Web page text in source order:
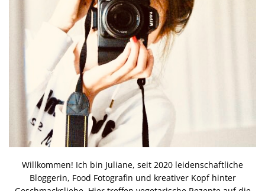
Willkommen! Ich bin Juliane, seit 2020 leidenschaftliche
Bloggerin, Food Fotografin und kreativer Kopf hinter